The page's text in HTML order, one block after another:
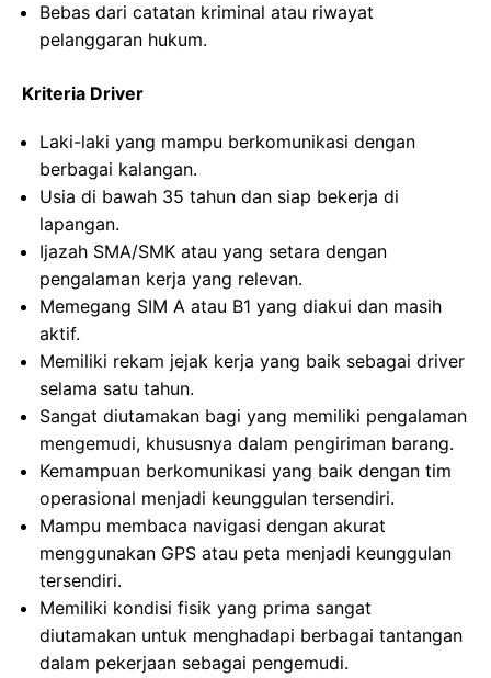
Bebas dari catatan kriminal atau riwayat
pelanggaran hukum.
Kriteria Driver
Laki-laki yang mampu berkomunikasi dengan
berbagai kalangan.
Usia di bawah 35 tahun dan siap bekerja di
lapangan.
Ijazah SMA/SMK atau yang setara dengan
pengalaman kerja yang relevan.
Memegang SIM A atau B1 yang diakui dan masih
aktif.
Memiliki rekam jejak kerja yang baik sebagai driver
selama satu tahun.
Sangat diutamakan bagi yang memiliki pengalaman
mengemudi, khususnya dalam pengiriman barang.
Kemampuan berkomunikasi yang baik dengan tim
operasional menjadi keunggulan tersendiri.
Mampu membaca navigasi dengan akurat
menggunakan GPS atau peta menjadi keunggulan
tersendiri.
Memiliki kondisi fisik yang prima sangat
diutamakan untuk menghadapi berbagai tantangan
dalam pekerjaan sebagai pengemudi.